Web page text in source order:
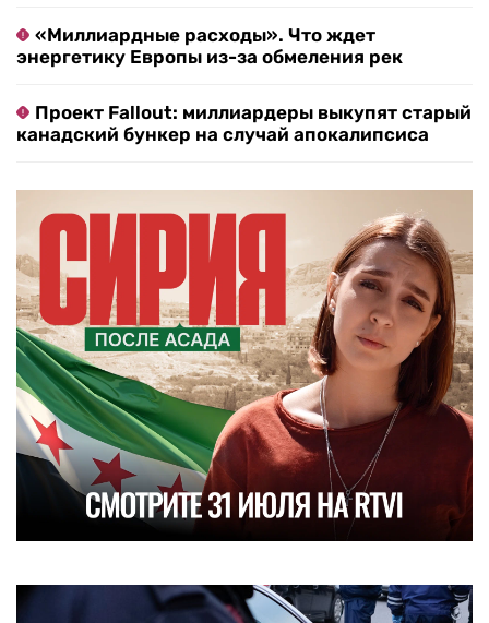
«Миллиардные расходы». Что ждет
энергетику Европы из-за обмеления рек
Проект Fallout: миллиардеры выкупят старый
канадский бункер на случай апокалипсиса